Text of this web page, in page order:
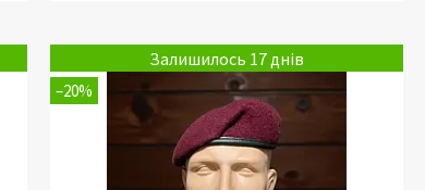
Залишилось 17 днів
–20%